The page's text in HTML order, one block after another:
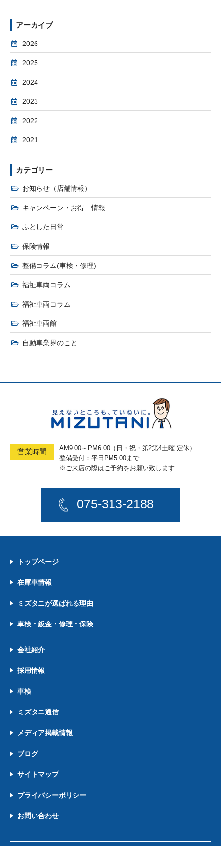
アーカイブ
2026
2025
2024
2023
2022
2021
カテゴリー
お知らせ（店舗情報）
キャンペーン・お得 情報
ふとした日常
保険情報
整備コラム(車検・修理)
福祉車両コラム
福祉車両コラム
福祉車両館
自動車業界のこと
営業時間
AM9:00～PM6:00（日・祝・第2第4土曜 定休）
整備受付：平日PM5:00まで
※ご来店の際はご予約をお願い致します
075-313-2188
トップページ
在庫車情報
ミズタニが選ばれる理由
車検・鈑金・修理・保険
会社紹介
採用情報
車検
ミズタニ通信
メディア掲載情報
ブログ
サイトマップ
プライバシーポリシー
お問い合わせ